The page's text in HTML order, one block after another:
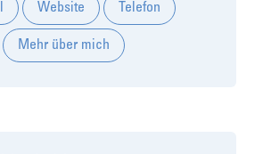
Website Telefon
Mehr über mich